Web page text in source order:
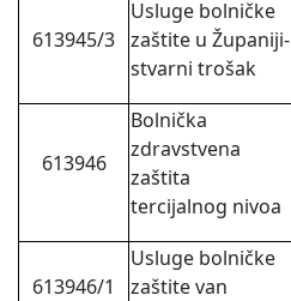
613945/3
Usluge bolničke
zaštite u Županiji-
stvarni trošak
613946
Bolnička
zdravstvena
zaštita
tercijalnog nivoa
613946/1
Usluge bolničke
zaštite van